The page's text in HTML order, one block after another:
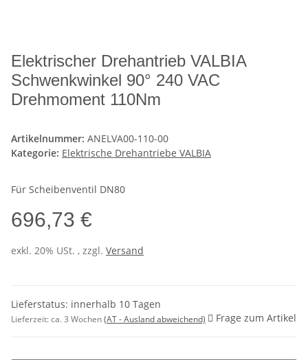
Elektrischer Drehantrieb VALBIA
Schwenkwinkel 90° 240 VAC
Drehmoment 110Nm
Artikelnummer: ANELVA00-110-00
Kategorie: Elektrische Drehantriebe VALBIA
Für Scheibenventil DN80
696,73 €
exkl. 20% USt. , zzgl. Versand
Lieferstatus: innerhalb 10 Tagen
Lieferzeit:ca. 3 Wochen(AT - Ausland abweichend) Frage zum Artikel